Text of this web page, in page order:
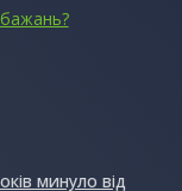
минуло від